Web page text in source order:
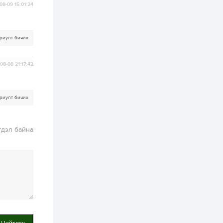
09 15:01:24
бичих
08 21:17:42
бичих
байна